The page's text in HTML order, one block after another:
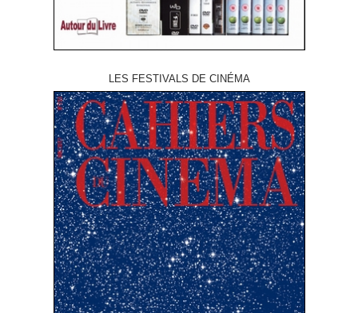
LES FESTIVALS DE CINÉMA